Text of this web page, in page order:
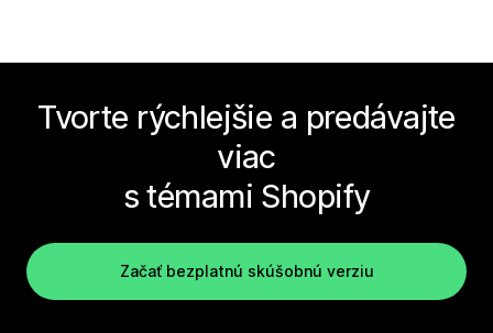
Tvorte rýchlejšie a predávajte
viac
s témami Shopify
Začať bezplatnú skúšobnú verziu